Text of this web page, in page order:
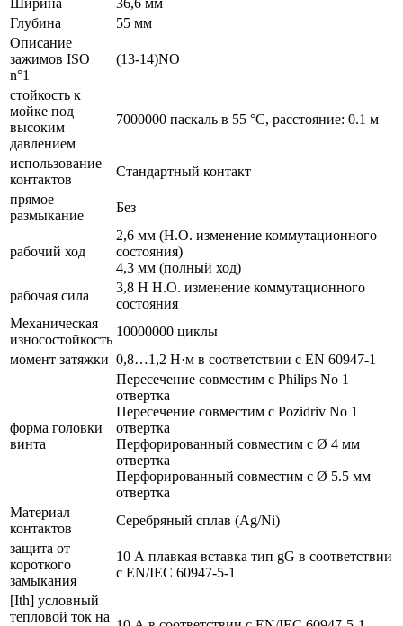
Глубина
55 мм
Описание
зажимов ISO
n°1
(13-14)NO
стойкость к
мойке под
высоким
давлением
7000000 паскаль в 55 °C, расстояние: 0.1 м
использование
контактов
Стандартный контакт
прямое
размыкание
Без
рабочий ход
2,6 мм (Н.О. изменение коммутационного
состояния)
4,3 мм (полный ход)
рабочая сила
3,8 Н Н.О. изменение коммутационного
состояния
Механическая
износостойкость
10000000 циклы
момент затяжки 0,8…1,2 Н·м в соответствии с EN 60947-1
форма головки
винта
Пересечение совместим с Philips No 1
отвертка
Пересечение совместим с Pozidriv No 1
отвертка
Перфорированный совместим с Ø 4 мм
отвертка
Перфорированный совместим с Ø 5.5 мм
отвертка
Материал
контактов
Серебряный сплав (Ag/Ni)
защита от
короткого
замыкания
10 А плавкая вставка тип gG в соответствии
с EN/IEC 60947-5-1
[Ith] условный
тепловой ток на